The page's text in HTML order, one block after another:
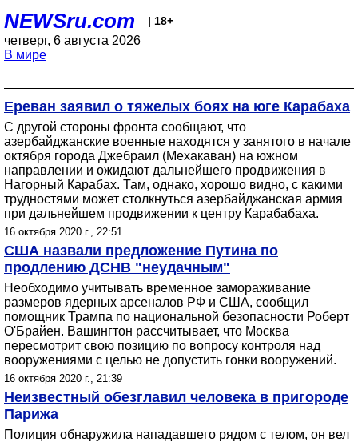
NEWSru.com | 18+
четверг, 6 августа 2026
В мире
Ереван заявил о тяжелых боях на юге Карабаха
С другой стороны фронта сообщают, что
азербайджанские военные находятся у занятого в начале
октября города Джебраил (Мехакаван) на южном
направлении и ожидают дальнейшего продвижения в
Нагорный Карабах. Там, однако, хорошо видно, с какими
трудностями может столкнуться азербайджанская армия
при дальнейшем продвижении к центру Карабабаха.
16 октября 2020 г., 22:51
США назвали предложение Путина по
продлению ДСНВ "неудачным"
Необходимо учитывать временное замораживание
размеров ядерных арсеналов РФ и США, сообщил
помощник Трампа по национальной безопасности Роберт
О'Брайен. Вашингтон рассчитывает, что Москва
пересмотрит свою позицию по вопросу контроля над
вооружениями с целью не допустить гонки вооружений.
16 октября 2020 г., 21:39
Неизвестный обезглавил человека в пригороде
Парижа
Полиция обнаружила нападавшего рядом с телом, он вел